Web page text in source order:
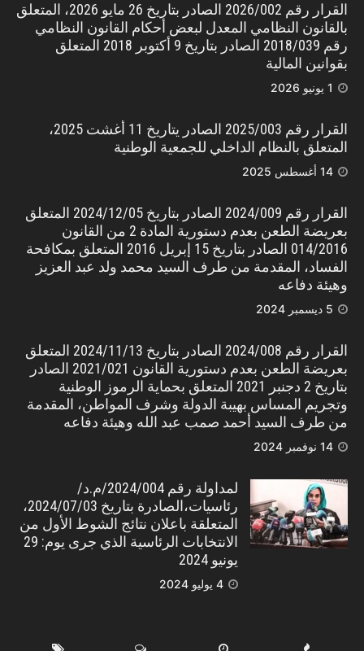
القرار رقم 2026/002 الصادر بتاريخ 26 مايو 2026، المتعلق
بالقانون النظامي المعدل لبعض أحكام القانون النظامي
رقم 2018/039 الصادر بتاريخ 9 أكتوبر 2018 المتعلق
بقوانين المالية
1 يونيو 2026
القرار رقم 2025/003 الصادر يتاريخ 11 أغشت 2025،
المتعلق بالنظام الداخلي للجمعية الوطنية
14 أغسطس 2025
القرار رقم 2024/009 الصادر بتاريخ 2024/12/05 المتعلق
بعريضة الطعن بعدم دستورية المادة 2 من القانون
014/2016 الصادر بتاريخ 15 إبريل 2016 المتعلق بمكافحة
الفساد، المقدمة من طرف السيد محمد ولد عبد العزيز
وهيئة دفاعه
5 ديسمبر 2024
القرار رقم 2024/008 الصادر بتاريخ 2024/11/13 المتعلق
بعريضة الطعن بعدم دستورية القانون 2021/021 الصادر
بتاريخ 2 دجنبر 2021 المتعلق بحماية الرموز الوطنية
وتجريم المساس بهيبة الدولة وشرف المواطن، المقدمة
من طرف السيد أحمد صمب عبد الله وهيئة دفاعه
14 نوفمبر 2024
لمداولة رقم 2024/004/م.د/
رئاسيات،الصادرة بتاريخ 2024/07/03،
المتعلقة باعلان نتائج الشوط الأول من
الانتخابات الرئاسية الذي جرى يوم: 29
يونيو 2024
4 يوليو 2024